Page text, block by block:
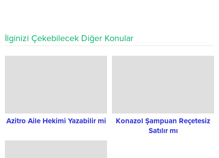
İlginizi Çekebilecek Diğer Konular
Azitro Aile Hekimi Yazabilir mi
Konazol Şampuan Reçetesiz
Satılır mı